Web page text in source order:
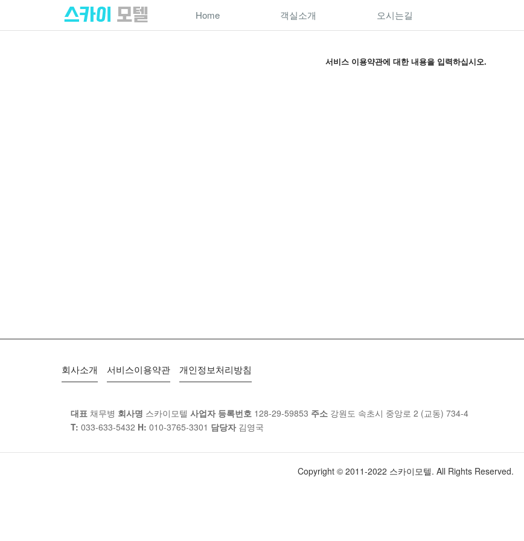
Home 객실소개 오시는길
서비스 이용약관에 대한 내용을 입력하십시오.
회사소개 서비스이용약관 개인정보처리방침
대표 채무병 회사명 스카이모텔 사업자 등록번호 128-29-59853 주소 강원도 속초시 중앙로 2 (교동) 734-4
T: 033-633-5432 H: 010-3765-3301 담당자김영국
Copyright © 2011-2022 스카이모텔. All Rights Reserved.